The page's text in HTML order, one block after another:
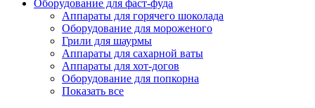
Оборудование для фаст-фуда
Аппараты для горячего шоколада
Оборудование для мороженого
Грили для шаурмы
Аппараты для сахарной ваты
Аппараты для хот-догов
Оборудование для попкорна
Показать все